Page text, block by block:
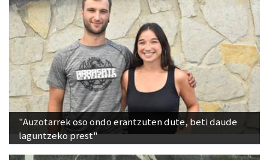
"Auzotarrek oso ondo erantzuten dute, beti daude
laguntzeko prest"